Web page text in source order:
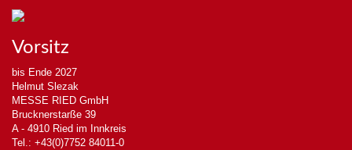
Vorsitz
bis Ende 2027
Helmut Slezak
MESSE RIED GmbH
Brucknerstarße 39
A - 4910 Ried im Innkreis
Tel.: +43(0)7752 84011-0